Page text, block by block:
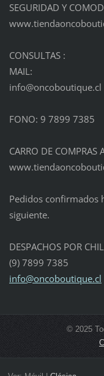
SEGURIDAD Y
CONSULTAS :
MAIL:
info@oncoboutique.cl
FONO: 9 7899 7385
CARRO DE COMPRAS
Pedidos confirmados
siguiente.
DESPACHOS POR
(9) 7899 7385
info@oncoboutique.cl
© 2025